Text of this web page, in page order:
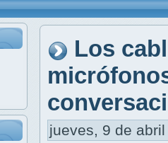
Los
jueves, 9 de